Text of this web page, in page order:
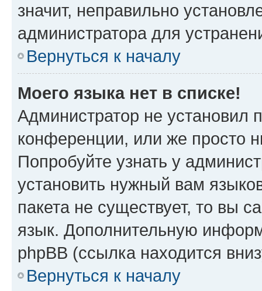
значит, неправильно
администратора для
Вернуться к началу
Моего языка нет в списке!
Администратор не установил
конференции, или же просто
Попробуйте узнать у
установить нужный вам
пакета не существует, то вы
язык. Дополнительную
phpBB (ссылка находится
Вернуться к началу